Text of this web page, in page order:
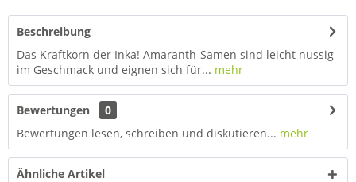
Beschreibung
Das Kraftkorn der Inka! Amaranth-Samen sind leicht nussig
im Geschmack und eignen sich für... mehr
Bewertungen
0
Bewertungen lesen, schreiben und diskutieren... mehr
Ähnliche Artikel